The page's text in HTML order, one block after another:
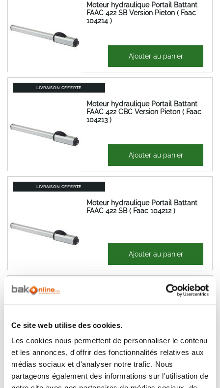
Ce site web utilise des cookies.
Les cookies nous permettent de personnaliser le contenu
et les annonces, d'offrir des fonctionnalités relatives aux
médias sociaux et d'analyser notre trafic. Nous
partageons également des informations sur l'utilisation de
Moteur hydraulique Portail Battant
FAAC 422 SB Version Pieton ( Faac
104214 )
Ajouter au panier
LIVRAISON OFFERTE
Moteur hydraulique Portail Battant
FAAC 422 CBC Version Pieton ( Faac
104213 )
Ajouter au panier
LIVRAISON OFFERTE
Moteur hydraulique Portail Battant
FAAC 422 SB ( Faac 104212 )
Ajouter au panier
858,27 € Ajouter au panier
LIVRAISON OFFERTE